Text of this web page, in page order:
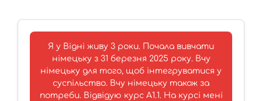
Я у Відні живу 3 роки. Почала вивчати
німецьку з 31 березня 2025 року. Вчу
німецьку для того, щоб інтегруватися у
суспільство. Вчу німецьку також за
потреби. Відвідую курс A1.1. На курсі мені